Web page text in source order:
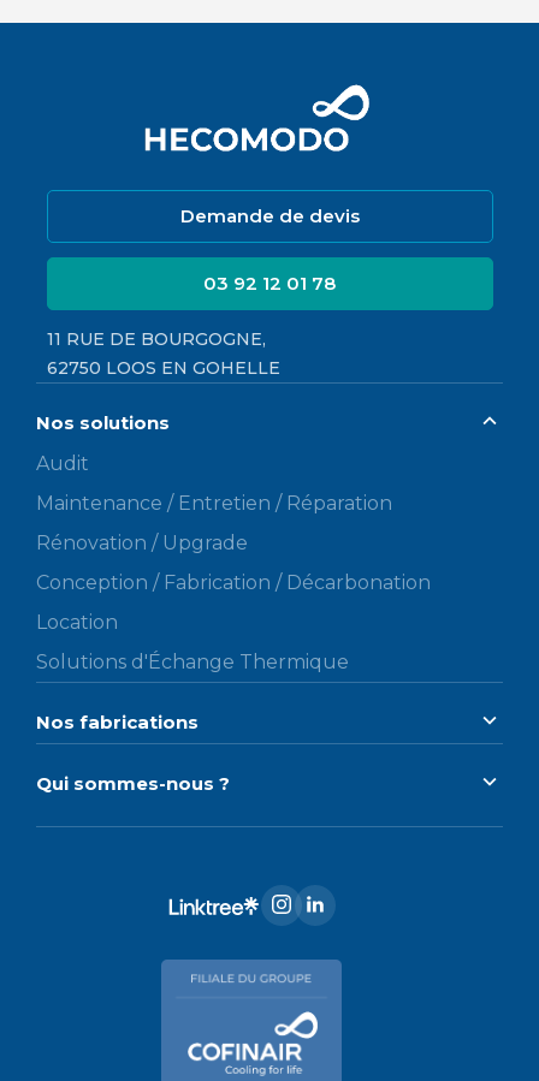
Nos solutions
Audit
Maintenance / Entretien / Réparation
Rénovation / Upgrade
Conception / Fabrication / Décarbonation
Location
Solutions d'Échange Thermique
Nos fabrications
Qui sommes-nous ?
Demande de devis
03 92 12 01 78
11 RUE DE BOURGOGNE,
62750 LOOS EN GOHELLE